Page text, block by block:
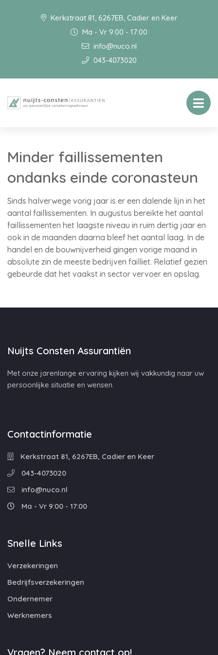
Kerkstraat 81, 6267EB, Cadier en Keer
Ma - Vr 9:00 - 17:00
info@nuco.nl
043-4073020
Minder faillissementen
ondanks einde coronasteun
Sinds halverwege vorig jaar is er een dalende lijn in het
aantal faillissementen. In augustus bereikte het aantal
faillissementen het laagste niveau in ruim dertig jaar en
ook in de maanden daarna bleef het aantal laag. In de
handel en de bouwnijverheid gingen vorige maand in
absolute zin de meeste bedrijven failliet. Relatief gezien
gebeurde dat het vaakst in sector vervoer en opslag.
Nuijts Consten Assurantiën
Met onze jarenlange ervaring kijken wij vakkundig naar uw
persoonlijke situatie en wensen.
Contactinformatie
Kerkstraat 81, 6267EB, Cadier en Keer
043-4073020
info@nuco.nl
Ma - Vr 9:00 - 17:00
Snelle Links
Verzekeringen
Bedrijfsverzekeringen
Ondernemer
Werknemers
Vragen? Neem contact op!